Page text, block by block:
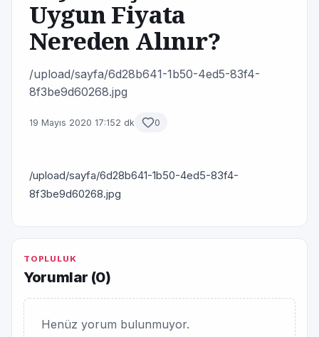
Uygun Fiyata
Nereden Alınır?
/upload/sayfa/6d28b641-1b50-4ed5-83f4-
8f3be9d60268.jpg
19 Mayıs 2020 17:152 dk 0
/upload/sayfa/6d28b641-1b50-4ed5-83f4-
8f3be9d60268.jpg
TOPLULUK
Yorumlar (0)
Henüz yorum bulunmuyor.